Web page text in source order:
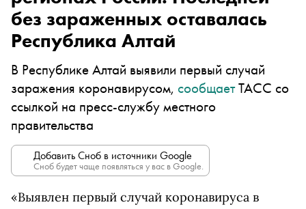
без зараженных оставалась
Республика Алтай
В Республике Алтай выявили первый случай
заражения коронавирусом, сообщаетТАСС со
ссылкой на пресс-службу местного
правительства
Добавить Сноб в источники Google
Сноб будет чаще появляться у вас в Google.
«Выявлен первый случай коронавируса в